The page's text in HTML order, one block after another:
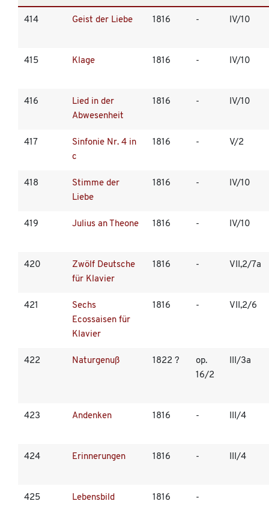
414 Geist der Liebe 1816 - IV/10
415 Klage 1816 - IV/10
416
Lied in der
Abwesenheit
1816 - IV/10
417
Sinfonie Nr. 4 in
c
1816 - V/2
418
Stimme der
Liebe
1816 - IV/10
419 Julius an Theone 1816 - IV/10
420
Zwölf Deutsche
für Klavier
1816 - VII,2/7a
421
Sechs
Ecossaisen für
Klavier
1816 - VII,2/6
422 Naturgenuß 1822 ?
op.
16/2
III/3a
423 Andenken 1816 - III/4
424 Erinnerungen 1816 - III/4
425 Lebensbild 1816 -